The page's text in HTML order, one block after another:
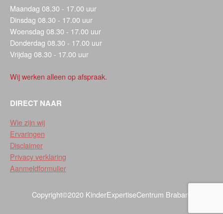
Maandag 08.30 - 17.00 uur
Dinsdag 08.30 - 17.00 uur
Woensdag 08.30 - 17.00 uur
Donderdag 08.30 - 17.00 uur
Vrijdag 08.30 - 17.00 uur
Wij werken alleen op afspraak.
DIRECT NAAR
Wie zijn wij
Ervaringen
Disclaimer
Privacy verklaring
Aanmeldformulier
Copyright©2020 KinderExpertiseCentrum Brabant